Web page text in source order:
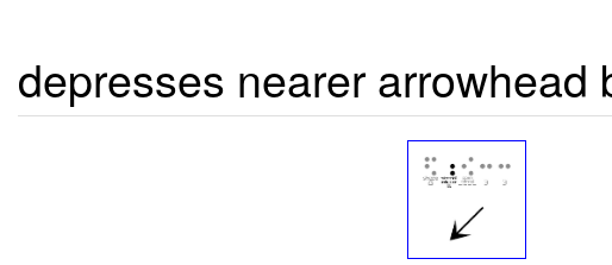
depresses nearer arrowhead